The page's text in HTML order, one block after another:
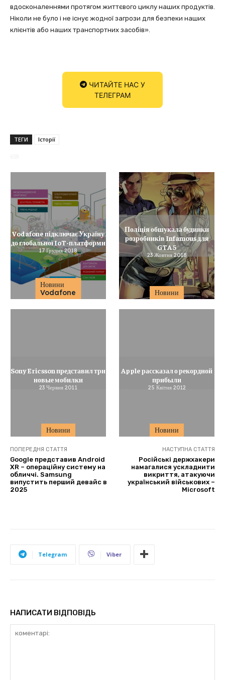
вдосконаленнями протягом життєвого циклу наших продуктів.
Ніколи не було і не існує жодної загрози для безпеки наших
клієнтів або наших транспортних засобів».
ЧИТАЙТЕ НАС У
ТЕЛЕГРАМ
ТЕГИ Історії
Новини
Vodafone
Vodafone підключає Україну
до глобальної IoT-платформи
17 Грудня 2018
Новини
Поліція обшукала будинки
розробників Infamous для
GTA 5
23 Жовтня 2018
Новини
Sony Ericsson представил три
новые мобилки
23 Червня 2011
Новини
Apple рассказал о рекордной
прибыли
25 Квітня 2012
ПОПЕРЕДНЯ СТАТТЯ
Google представив Android
XR – операційну систему на
обличчі. Samsung
випустить перший девайс в
2025
НАСТУПНА СТАТТЯ
Російські держхакери
намагалися ускладнити
викриття, атакуючи
український військових –
Microsoft
Telegram Viber
НАПИСАТИ ВІДПОВІДЬ